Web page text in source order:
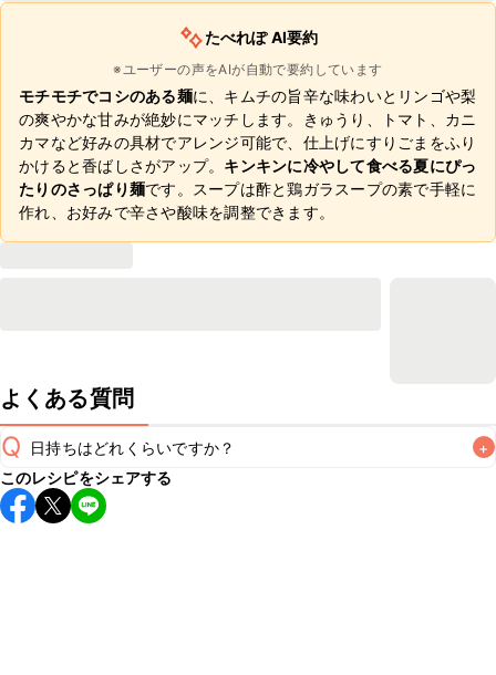
たべれぽ AI要約
※ユーザーの声をAIが自動で要約しています
モチモチでコシのある麺に、キムチの旨辛な味わいとリンゴや梨
の爽やかな甘みが絶妙にマッチします。きゅうり、トマト、カニ
カマなど好みの具材でアレンジ可能で、仕上げにすりごまをふり
かけると香ばしさがアップ。 キンキンに冷やして食べる夏にぴっ
たりのさっぱり麺です。スープは酢と鶏ガラスープの素で手軽に
作れ、お好みで辛さや酸味を調整できます。
よくある質問
Q 日持ちはどれくらいですか？ +
こちらのレシピは出来たてをお召し上がりいただくことをお
すすめします。
このレシピをシェアする